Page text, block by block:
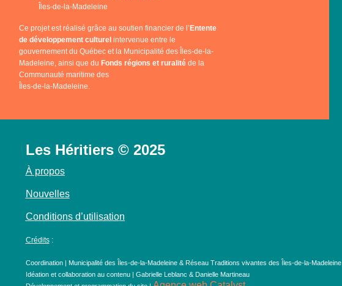
Îles-de-la-Madeleine
Ce projet est réalisé grâce au soutien financier de l’Entente
de développement culturel intervenue entre le
gouvernement du Québec et la Municipalité des Îles-de-la-
Madeleine, ainsi que du Fonds régions et ruralité de la
Communauté maritime des
Îles-de-la-Madeleine.
Les Héritiers © 2025
À propos
Nouvelles
Conditions d’utilisation
Crédits:
Coordination | Municipalité des Îles-de-la-Madeleine & Réseau Traditions vivantes des Îles-de-la-Madeleine
Idéation et collaboration au contenu | Gabrielle Leblanc & Danielle Martineau